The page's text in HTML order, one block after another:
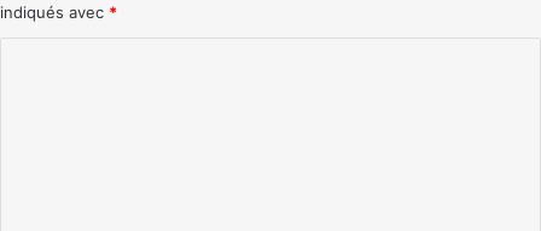
indiqués avec *